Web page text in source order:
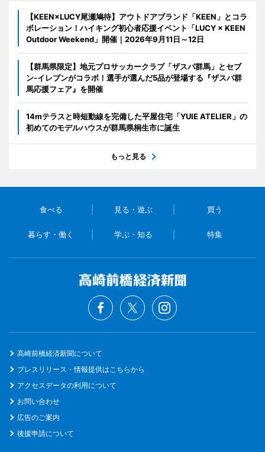
【KEEN×LUCY尾瀬鳩待】アウトドアブランド「KEEN」とコラ
ボレーション！ハイキング初心者応援イベント「LUCY × KEEN
Outdoor Weekend」開催｜2026年9月11日～12日
【群馬県限定】地元プロサッカークラブ「ザスパ群馬」とセブ
ン‐イレブンがコラボ！選手が選んだ5品が登場する『ザスパ群
馬応援フェア』を開催
14mテラスと時短動線を完備した平屋住宅「YUIE ATELIER」の
初めてのモデルハウスが群馬県桐生市に誕生
もっと見る
食べる 見る・遊ぶ 買う
暮らす・働く 学ぶ・知る 特集
高崎前橋経済新聞について
プレスリリース・情報提供はこちらから
アクセスデータの利用について
お問い合わせ
広告のご案内
後援申請について